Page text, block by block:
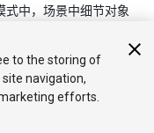
式中，场景中细节对象
to the storing of
navigation,
efforts.